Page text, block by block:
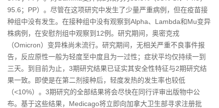
95.6；PP）。尽管在这项研究中发生了少量严重病例，但在疫苗接
种组中没有发生。在接种组中没有观察到Alpha、Lambda和Mu变异
株病例，在安慰剂组中观察到12例。研究期间，奥密克戎
（Omicron）变异株尚未流行。研究期间，无相关严重不良事件报
告，反应原性一般为轻度至中度且为一过性；症状平均仅持续一到
三天。到目前为止，3期研究结果已证实其安全性特征与2期研究结
果一致。即使是在第二剂接种后，轻度发热的发生率也较低
（<10%）。3期研究的全部结果将会尽快在同行评审出版物中公
布。基于这些结果，Medicago将立即向加拿大卫生部寻求注册批